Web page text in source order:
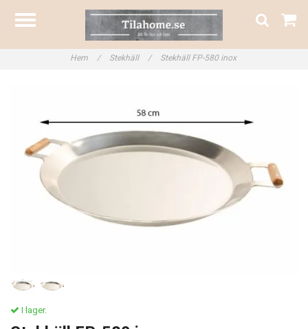
Hem / Stekhäll / Stekhäll FP-580 inox
I lager.